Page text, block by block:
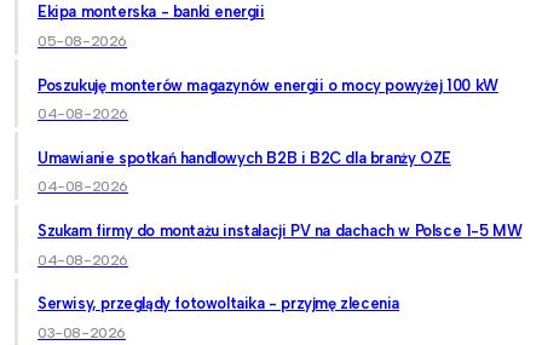
Ekipa monterska - banki energii
05-08-2026
Poszukuję monterów magazynów energii o mocy powyżej 100 kW
04-08-2026
Umawianie spotkań handlowych B2B i B2C dla branży OZE
04-08-2026
Szukam firmy do montażu instalacji PV na dachach w Polsce 1-5 MW
04-08-2026
Serwisy, przeglądy fotowoltaika - przyjmę zlecenia
03-08-2026